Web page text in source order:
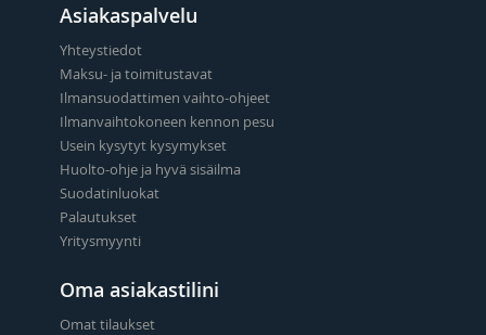
Asiakaspalvelu
Yhteystiedot
Maksu- ja toimitustavat
Ilmansuodattimen vaihto-ohjeet
Ilmanvaihtokoneen kennon pesu
Usein kysytyt kysymykset
Huolto-ohje ja hyvä sisäilma
Suodatinluokat
Palautukset
Yritysmyynti
Oma asiakastilini
Omat tilaukset